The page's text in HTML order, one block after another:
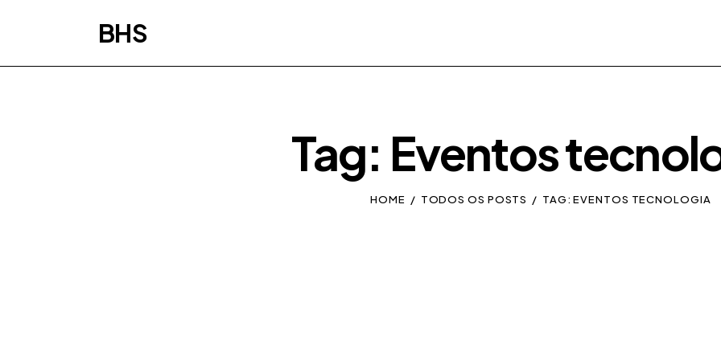
BHS
Tag: Eventos
HOME TODOS OS POSTS TAG: EVENTOS TECNOLOGIA